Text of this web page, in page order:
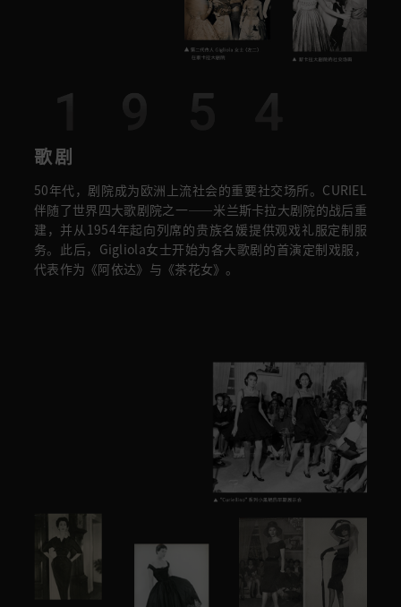
1954
歌剧
50年代，剧院成为欧洲上流社会的重要社交场所。CURIEL
伴随了世界四大歌剧院之一——米兰斯卡拉大剧院的战后重
建，并从1954年起向列席的贵族名媛提供观戏礼服定制服
务。此后，Gigliola女士开始为各大歌剧的首演定制戏服，
代表作为《阿依达》与《茶花女》。